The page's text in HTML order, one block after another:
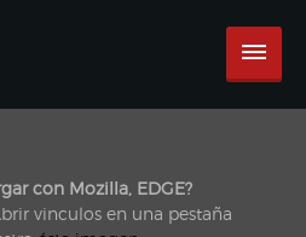
con Mozilla, EDGE?
vinculos en una pestaña